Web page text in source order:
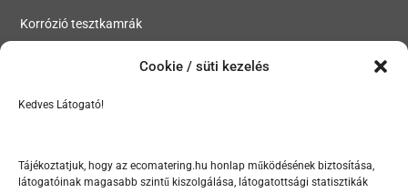
Cookie / süti kezelés
Kedves Látogató!
Tájékoztatjuk, hogy az ecomatering.hu honlap működésének biztosítása,
látogatóinak magasabb szintű kiszolgálása, látogatottsági statisztikák
Korrózió tesztkamrák
Szivárgásteszt kamrák
MENÜ
Szektorok